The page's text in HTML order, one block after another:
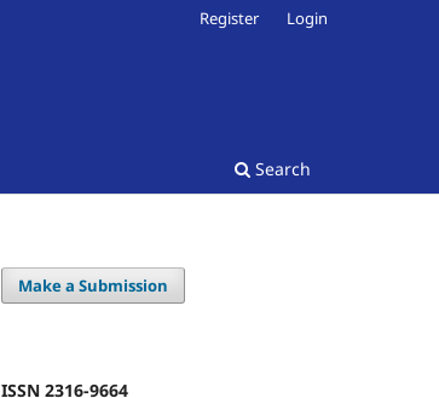
Search
Register Login
Make a Submission
ISSN 2316-9664